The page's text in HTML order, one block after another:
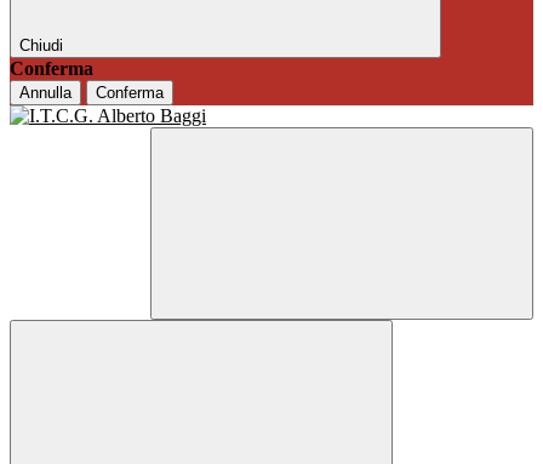
Chiudi
Conferma
Annulla Conferma